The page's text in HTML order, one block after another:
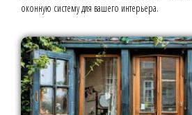
оконную систему для вашего интерьера.